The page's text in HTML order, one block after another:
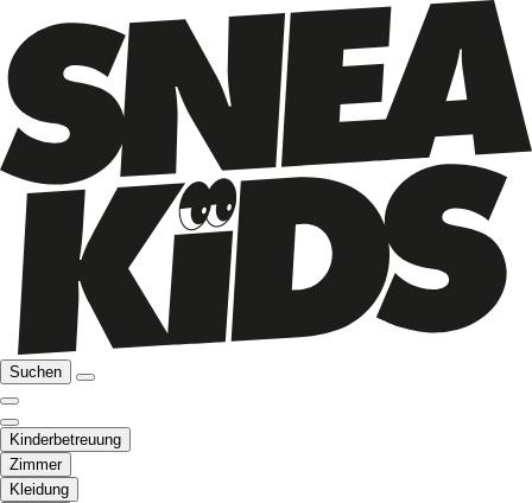
Suchen
Kinderbetreuung
Zimmer
Kleidung